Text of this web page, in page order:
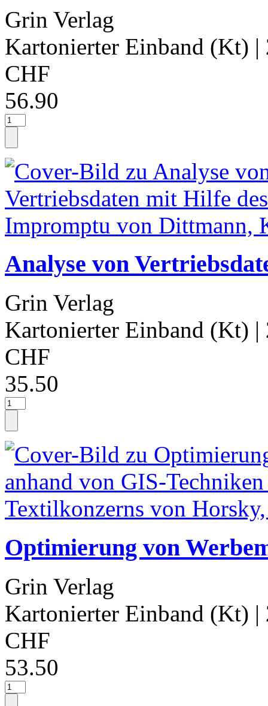
Grin Verlag
Kartonierter Einband (Kt) |
CHF
56.90
Analyse von
Grin Verlag
Kartonierter Einband (Kt) |
CHF
35.50
Optimierung von
Grin Verlag
Kartonierter Einband (Kt) |
CHF
53.50